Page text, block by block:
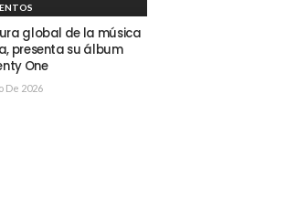
global de la música
presenta su álbum
One
De 2026